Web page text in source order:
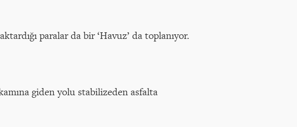
paralar da bir ‘Havuz’ da toplanıyor.
giden yolu stabilizeden asfalta